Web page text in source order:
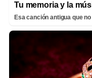
Tu memoria y la
Esa canción antigua que